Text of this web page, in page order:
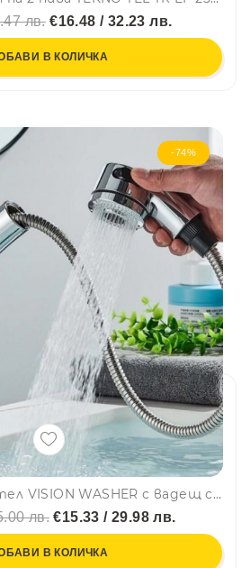
лв.€16.48 / 32.23 лв.
В КОЛИЧКА
-74%
Кухненски смесител VISION WASHER с вадещ се чучур, повдигащо се тяло и аераторна глава
лв. €15.33 / 29.98 лв.
В КОЛИЧКА